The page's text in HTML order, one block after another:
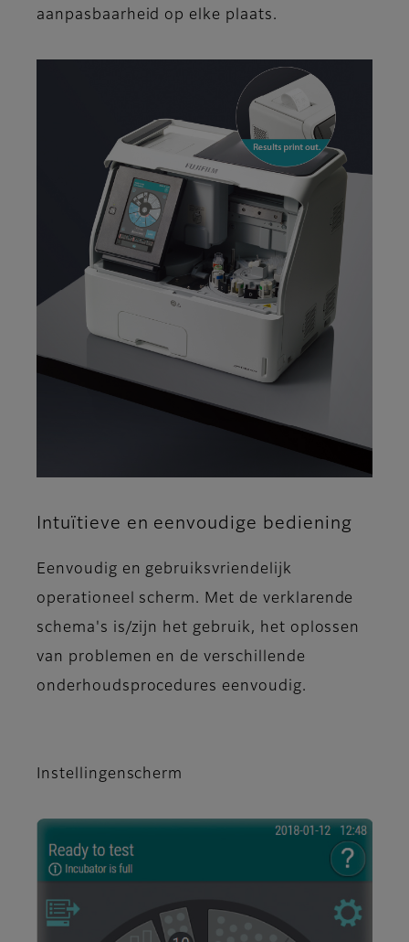
aanpasbaarheid op elke plaats.
Intuïtieve en eenvoudige bediening
Eenvoudig en gebruiksvriendelijk
operationeel scherm. Met de verklarende
schema's is/zijn het gebruik, het oplossen
van problemen en de verschillende
onderhoudsprocedures eenvoudig.
Instellingenscherm